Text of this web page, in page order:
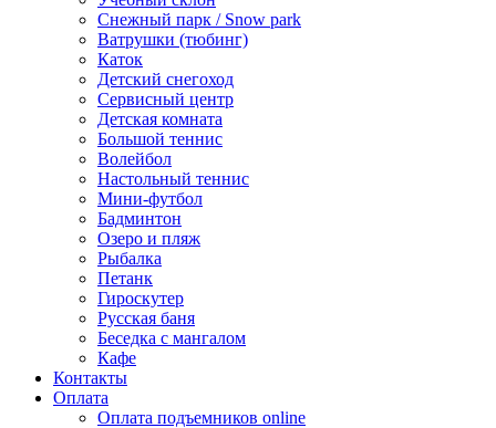
Снежный парк / Snow park
Ватрушки (тюбинг)
Каток
Детский снегоход
Сервисный центр
Детская комната
Большой теннис
Волейбол
Настольный теннис
Мини-футбол
Бадминтон
Озеро и пляж
Рыбалка
Петанк
Гироскутер
Русская баня
Беседка с мангалом
Кафе
Контакты
Оплата
Оплата подъемников online